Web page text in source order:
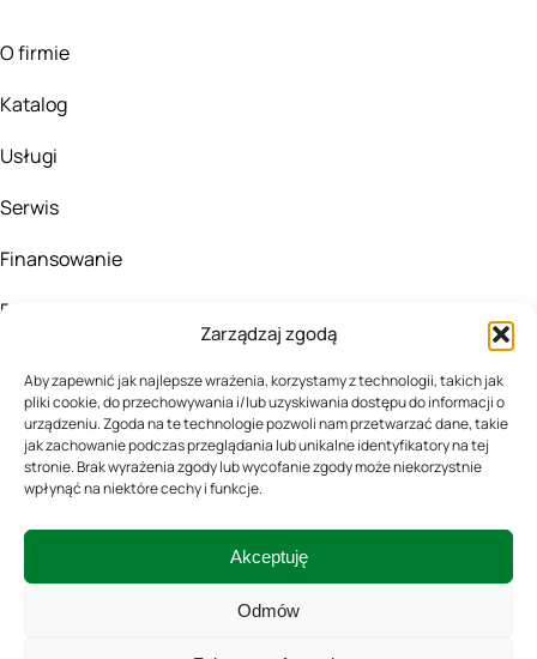
Zarządzaj zgodą
Aby zapewnić jak najlepsze wrażenia, korzystamy z technologii, takich jak
pliki cookie, do przechowywania i/lub uzyskiwania dostępu do informacji o
urządzeniu. Zgoda na te technologie pozwoli nam przetwarzać dane, takie
jak zachowanie podczas przeglądania lub unikalne identyfikatory na tej
stronie. Brak wyrażenia zgody lub wycofanie zgody może niekorzystnie
wpłynąć na niektóre cechy i funkcje.
Akceptuję
Odmów
O firmie
Katalog
Usługi
Serwis
Finansowanie
Blog
KONTAKT
505167324
biuro@agro-fala.pl